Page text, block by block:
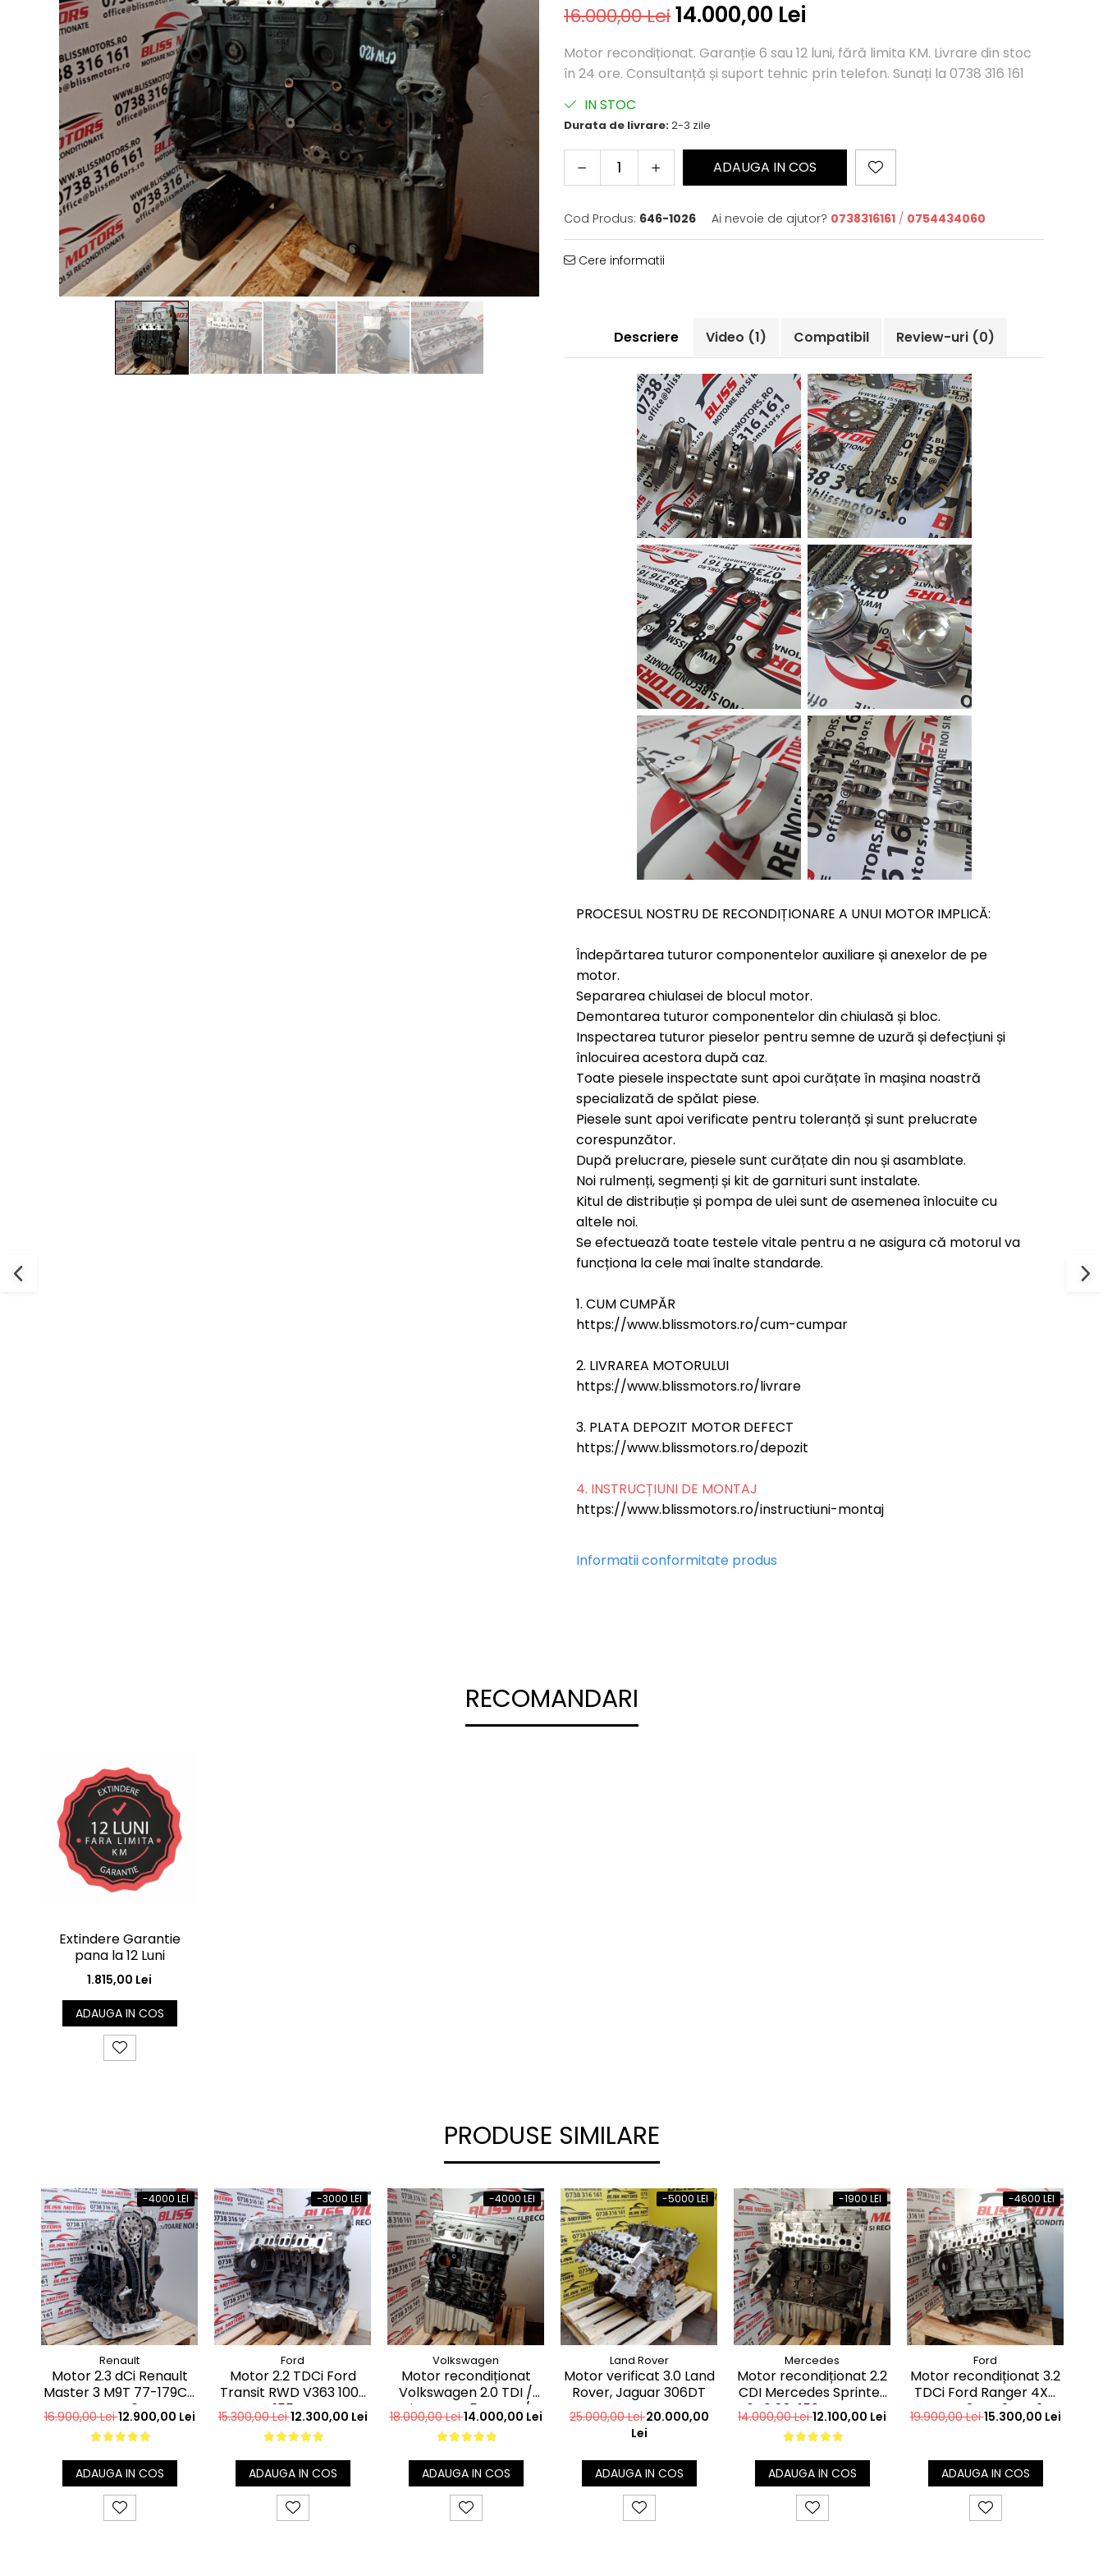
16.000,00 Lei14.000,00 Lei
Motor recondiționat. Garanție 6 sau 12 luni, fără limita KM. Livrare din stoc
în 24 ore. Consultanță și suport tehnic prin telefon. Sunați la 0738 316 161
IN STOC
Durata de livrare:2-3 zile
ADAUGA IN COS
Cod Produs: 646-1026 Ai nevoie de ajutor? 0738316161 / 0754434060
Cere informatii
Descriere Video (1) Compatibil Review-uri (0)
PROCESUL NOSTRU DE RECONDIȚIONARE A UNUI MOTOR IMPLICĂ:
Îndepărtarea tuturor componentelor auxiliare și anexelor de pe
motor.
Separarea chiulasei de blocul motor.
Demontarea tuturor componentelor din chiulasă și bloc.
Inspectarea tuturor pieselor pentru semne de uzură și defecțiuni și
înlocuirea acestora după caz.
Toate piesele inspectate sunt apoi curățate în mașina noastră
specializată de spălat piese.
Piesele sunt apoi verificate pentru toleranță și sunt prelucrate
corespunzător.
După prelucrare, piesele sunt curățate din nou și asamblate.
Noi rulmenți, segmenți și kit de garnituri sunt instalate.
Kitul de distribuție și pompa de ulei sunt de asemenea înlocuite cu
altele noi.
Se efectuează toate testele vitale pentru a ne asigura că motorul va
funcționa la cele mai înalte standarde.
1. CUM CUMPĂR
https://www.blissmotors.ro/cum-cumpar
2. LIVRAREA MOTORULUI
https://www.blissmotors.ro/livrare
3. PLATA DEPOZIT MOTOR DEFECT
https://www.blissmotors.ro/depozit
4. INSTRUCȚIUNI DE MONTAJ
https://www.blissmotors.ro/instructiuni-montaj
Informatii conformitate produs
RECOMANDARI
Extindere Garantie
pana la 12 Luni
1.815,00 Lei
ADAUGA IN COS
PRODUSE SIMILARE
-4000 LEI
Renault
Motor 2.3 dCi Renault
Master 3 M9T 77-179CP
euro6
16.900,00 Lei12.900,00 Lei
ADAUGA IN COS
-3000 LEI
Ford
Motor 2.2 TDCi Ford
Transit RWD V363 100-
155CP
15.300,00 Lei12.300,00 Lei
ADAUGA IN COS
-4000 LEI
Volkswagen
Motor recondiționat
Volkswagen 2.0 TDI /
BiTDI Euro 5 – CAA /
CDC / CSN / CFC
18.000,00 Lei14.000,00 Lei
ADAUGA IN COS
-5000 LEI
Land Rover
Motor verificat 3.0 Land
Rover, Jaguar 306DT
25.000,00 Lei20.000,00
Lei
ADAUGA IN COS
-1900 LEI
Mercedes
Motor recondiționat 2.2
CDI Mercedes Sprinter
646 88-150CP euro4
14.000,00 Lei12.100,00 Lei
ADAUGA IN COS
-4600 LEI
Ford
Motor recondiționat 3.2
TDCi Ford Ranger 4X4
AWD SA2R SA2S SA2W
SAFA SAFB 200CP
19.900,00 Lei15.300,00 Lei
ADAUGA IN COS